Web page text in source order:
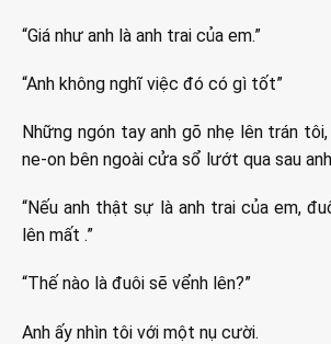
“Giá như anh là anh trai của em.”
“Anh không nghĩ việc đó có gì tốt”
Những ngón tay anh gõ nhẹ lên trán
ne-on bên ngoài cửa sổ lướt qua sau
“Nếu anh thật sự là anh trai của em,
lên mất .”
“Thế nào là đuôi sẽ vểnh lên?”
Anh ấy nhìn tôi với một nụ cười.